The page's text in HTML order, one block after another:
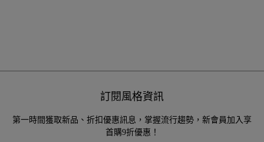
訂閱風格資訊
第一時間獲取新品、折扣優惠訊息，掌握流行趨勢，新會員加入享
首購9折優惠！